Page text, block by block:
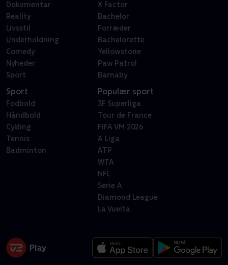
Dokumentar
Reality
Livsstil
Underholdning
Comedy
Nyheder
Sport
X Factor
Bachelor
Forræder
Bachelorette
Yellowstone
Paw Patrol
Barnaby
Sport
Fodbold
Håndbold
Cykling
Tennis
Badminton
Populær sport
3F Superliga
Tour de France
FIFA VM 2026
A Liga
ATP
WTA
NFL
Serie A
Diamond League
La Vuelta